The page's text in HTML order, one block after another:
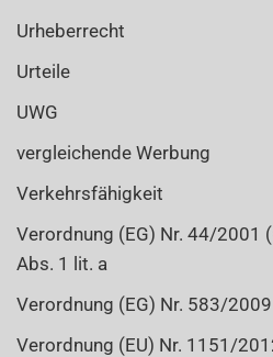
Urheberrecht
Urteile
UWG
vergleichende Werbung
Verkehrsfähigkeit
Verordnung (EG) Nr. 44/2001
Abs. 1 lit. a
Verordnung (EG) Nr. 583/2009
Verordnung (EU) Nr. 1151/